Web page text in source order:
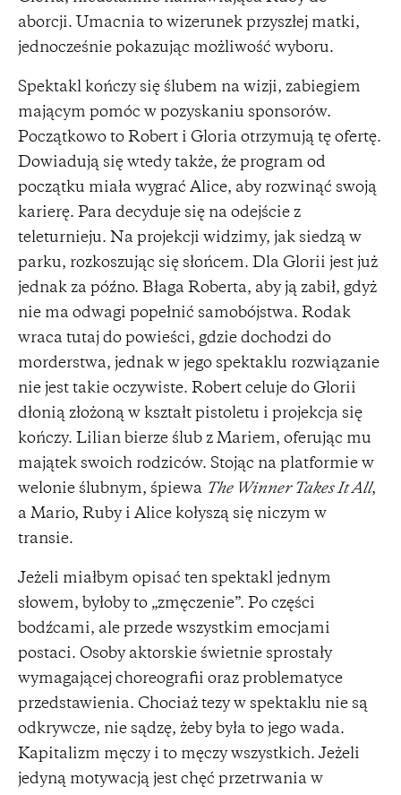
aborcji. Umacnia to wizerunek przyszłej matki,
jednocześnie pokazując możliwość wyboru.
Spektakl kończy się ślubem na wizji, zabiegiem
mającym pomóc w pozyskaniu sponsorów.
Początkowo to Robert i Gloria otrzymują tę ofertę.
Dowiadują się wtedy także, że program od
początku miała wygrać Alice, aby rozwinąć swoją
karierę. Para decyduje się na odejście z
teleturnieju. Na projekcji widzimy, jak siedzą w
parku, rozkoszując się słońcem. Dla Glorii jest już
jednak za późno. Błaga Roberta, aby ją zabił, gdyż
nie ma odwagi popełnić samobójstwa. Rodak
wraca tutaj do powieści, gdzie dochodzi do
morderstwa, jednak w jego spektaklu rozwiązanie
nie jest takie oczywiste. Robert celuje do Glorii
dłonią złożoną w kształt pistoletu i projekcja się
kończy. Lilian bierze ślub z Mariem, oferując mu
majątek swoich rodziców. Stojąc na platformie w
welonie ślubnym, śpiewa The Winner Takes It All,
a Mario, Ruby i Alice kołyszą się niczym w
transie.
Jeżeli miałbym opisać ten spektakl jednym
słowem, byłoby to „zmęczenie”. Po części
bodźcami, ale przede wszystkim emocjami
postaci. Osoby aktorskie świetnie sprostały
wymagającej choreografii oraz problematyce
przedstawienia. Chociaż tezy w spektaklu nie są
odkrywcze, nie sądzę, żeby była to jego wada.
Kapitalizm męczy i to męczy wszystkich. Jeżeli
jedyną motywacją jest chęć przetrwania w